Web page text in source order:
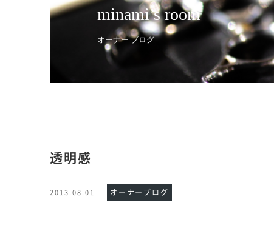
透明感
2013.08.01 オーナーブログ